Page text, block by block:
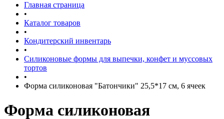
Главная страница
•
Каталог товаров
•
Кондитерский инвентарь
•
Силиконовые формы для выпечки, конфет и муссовых
тортов
•
Форма силиконовая "Батончики" 25,5*17 см, 6 ячеек
Форма силиконовая